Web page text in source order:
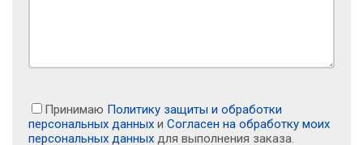
Принимаю Политику защиты и обработки
персональных данных и Согласен на обработку моих
персональных данных для выполнения заказа.